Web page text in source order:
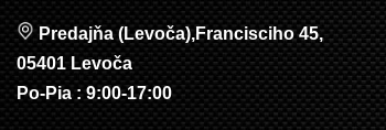
Predajňa (Levoča),Francisciho 45,
05401 Levoča
Po-Pia : 9:00-17:00